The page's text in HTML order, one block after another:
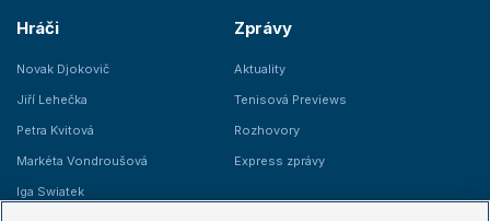
Hráči
Novak Djokovič
Jiří Lehečka
Petra Kvitová
Markéta Vondroušová
Iga Swiatek
Zprávy
Aktuality
Tenisová Previews
Rozhovory
Express zprávy